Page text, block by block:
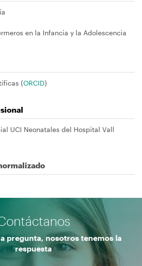
en la Infancia y la Adolescencia
(ORCID)
UCI Neonatales del Hospital Vall
pregunta, nosotros tenemos la
respuesta